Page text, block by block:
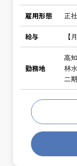
雇用形態 正
給与 【
勤務地
高
林
二